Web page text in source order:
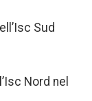
Sud
Nord nel